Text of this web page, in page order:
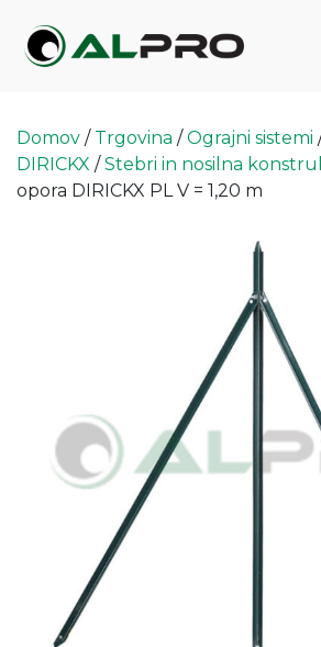
Domov / Trgovina /Ograjni sistemi
DIRICKX /Stebri in nosilna
opora DIRICKX PL V = 1,20 m